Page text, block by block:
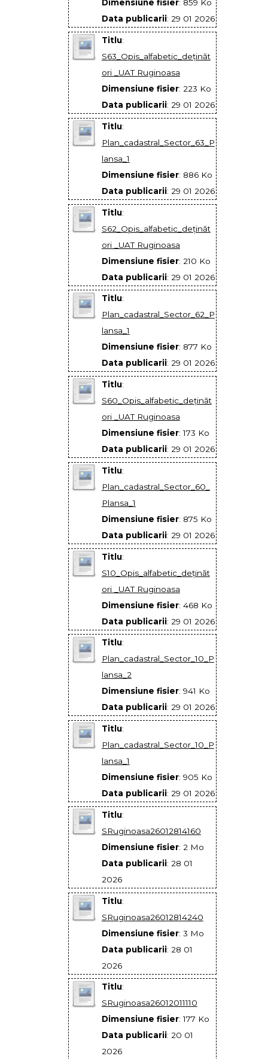
Dimensiune fisier: 859 Ko
Data publicarii: 29 01 2026
Titlu:
S63_Opis_alfabetic_deţinăt
ori _UAT Ruginoasa
Dimensiune fisier: 223 Ko
Data publicarii: 29 01 2026
Titlu:
Plan_cadastral_Sector_63_P
lansa_1
Dimensiune fisier: 886 Ko
Data publicarii: 29 01 2026
Titlu:
S62_Opis_alfabetic_deţinăt
ori _UAT Ruginoasa
Dimensiune fisier: 210 Ko
Data publicarii: 29 01 2026
Titlu:
Plan_cadastral_Sector_62_P
lansa_1
Dimensiune fisier: 877 Ko
Data publicarii: 29 01 2026
Titlu:
S60_Opis_alfabetic_deţinăt
ori _UAT Ruginoasa
Dimensiune fisier: 173 Ko
Data publicarii: 29 01 2026
Titlu:
Plan_cadastral_Sector_60_
Plansa_1
Dimensiune fisier: 875 Ko
Data publicarii: 29 01 2026
Titlu:
S10_Opis_alfabetic_deţinăt
ori _UAT Ruginoasa
Dimensiune fisier: 468 Ko
Data publicarii: 29 01 2026
Titlu:
Plan_cadastral_Sector_10_P
lansa_2
Dimensiune fisier: 941 Ko
Data publicarii: 29 01 2026
Titlu:
Plan_cadastral_Sector_10_P
lansa_1
Dimensiune fisier: 905 Ko
Data publicarii: 29 01 2026
Titlu:
SRuginoasa26012814160
Dimensiune fisier: 2 Mo
Data publicarii: 28 01
2026
Titlu:
SRuginoasa26012814240
Dimensiune fisier: 3 Mo
Data publicarii: 28 01
2026
Titlu:
SRuginoasa26012011110
Dimensiune fisier: 177 Ko
Data publicarii: 20 01
2026